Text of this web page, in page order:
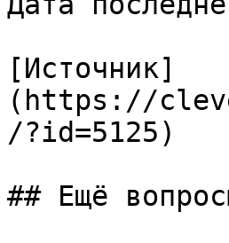
[Источник]
(https://
/?id=5125)
## Ещё